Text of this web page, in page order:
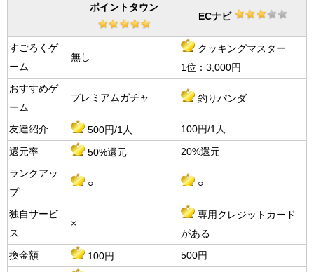
ポイントタウン
ECナビ
すごろくゲ
ーム
無し
クッキングマスター
1位：3,000円
おすすめゲ
ーム
プレミアムガチャ 釣りパンダ
友達紹介 500円/1人 100円/1人
還元率 50%還元 20%還元
ランクアッ
プ
○ ○
独自サービ
ス
×
専用クレジットカード
がある
換金額 100円 500円